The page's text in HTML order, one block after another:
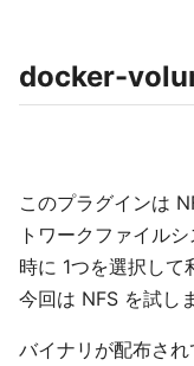
docker-
このプラグインは
トワークファイル
時に 1つを選択して
今回は NFS を試し
バイナリが配布さ